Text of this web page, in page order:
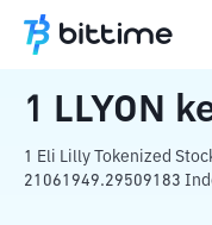
Beranda Konverter
1 LLYON
1 Eli Lilly Tokenized
21061949.29509183